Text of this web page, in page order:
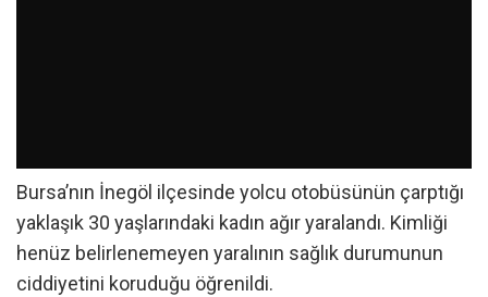
Bursa’nın İnegöl ilçesinde yolcu otobüsünün çarptığı
yaklaşık 30 yaşlarındaki kadın ağır yaralandı. Kimliği
henüz belirlenemeyen yaralının sağlık durumunun
ciddiyetini koruduğu öğrenildi.